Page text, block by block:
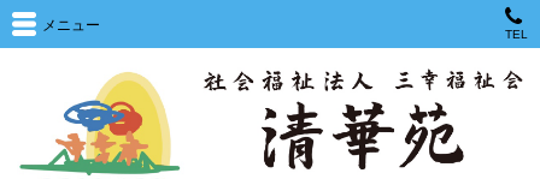
メニュー
TEL